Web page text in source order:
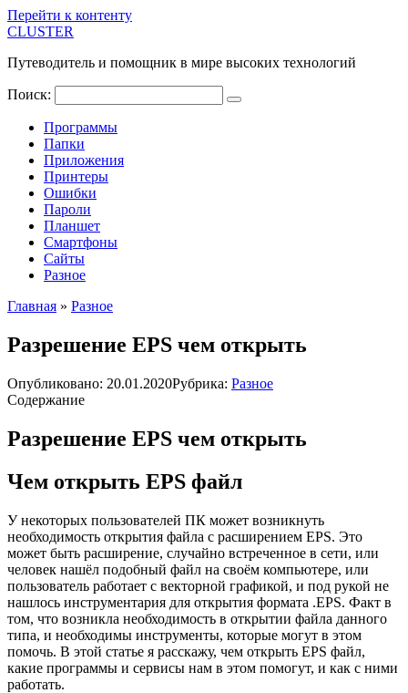
Перейти к контенту
CLUSTER
Путеводитель и помощник в мире высоких технологий
Поиск:
Программы
Папки
Приложения
Принтеры
Ошибки
Пароли
Планшет
Смартфоны
Сайты
Разное
Главная » Разное
Разрешение EPS чем открыть
Опубликовано: 20.01.2020Рубрика: Разное
Содержание
Разрешение EPS чем открыть
Чем открыть EPS файл
У некоторых пользователей ПК может возникнуть
необходимость открытия файла с расширением EPS. Это
может быть расширение, случайно встреченное в сети, или
человек нашёл подобный файл на своём компьютере, или
пользователь работает с векторной графикой, и под рукой не
нашлось инструментария для открытия формата .EPS. Факт в
том, что возникла необходимость в открытии файла данного
типа, и необходимы инструменты, которые могут в этом
помочь. В этой статье я расскажу, чем открыть EPS файл,
какие программы и сервисы нам в этом помогут, и как с ними
работать.